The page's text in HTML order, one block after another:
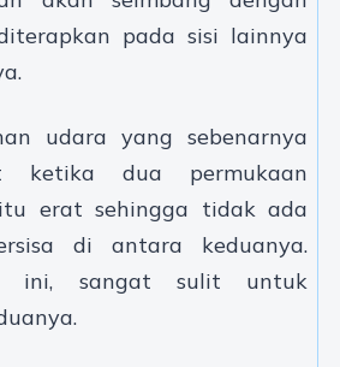
pada sisi lainnya
udara yang sebenarnya
ketika dua permukaan
erat sehingga tidak ada
di antara keduanya.
ini, sangat sulit untuk